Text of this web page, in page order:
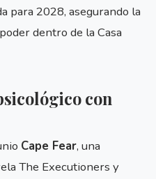
para 2028, asegurando la
dentro de la Casa
con
Cape Fear, una
The Executioners y